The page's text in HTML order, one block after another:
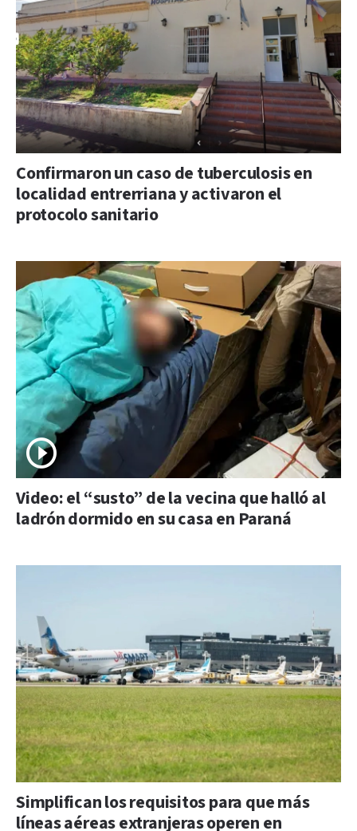
Confirmaron un caso de tuberculosis en
localidad entrerriana y activaron el
protocolo sanitario
Video: el “susto” de la vecina que halló al
ladrón dormido en su casa en Paraná
Simplifican los requisitos para que más
líneas aéreas extranjeras operen en